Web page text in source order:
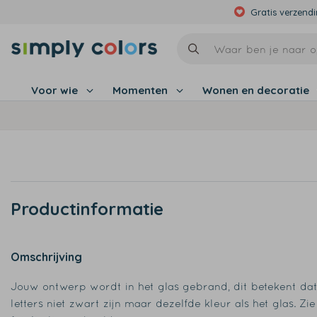
Gratis
Voor wie Momenten Wonen en decoratie
Productinformatie
Omschrijving
Jouw ontwerp wordt in het glas gebrand, dit betekent
letters niet zwart zijn maar dezelfde kleur als het glas.